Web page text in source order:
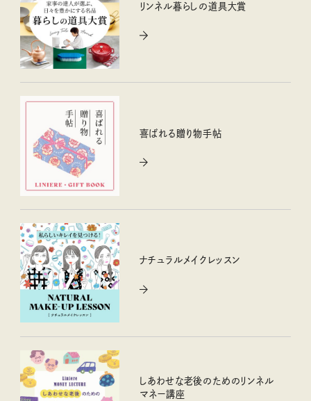
リンネル暮らしの道具大賞
喜ばれる贈り物手帖
ナチュラルメイクレッスン
しあわせな老後のためのリンネル
マネー講座